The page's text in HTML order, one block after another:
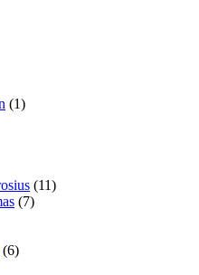
(1)
(11)
(7)
(6)